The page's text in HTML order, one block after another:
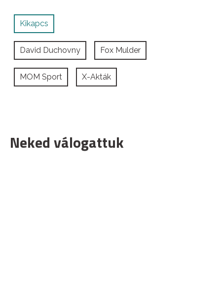
Kikapcs
David Duchovny Fox Mulder
MOM Sport X-Akták
Neked válogattuk